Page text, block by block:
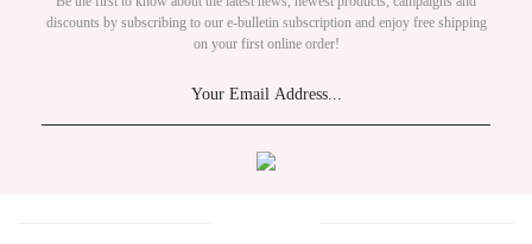
discounts by subscribing to our e-bulletin subscription and enjoy free shipping
on your first online order!